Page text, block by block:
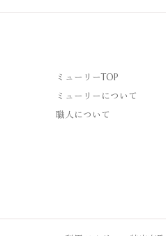
ミューリーTOP
ミューリーについて
職人について